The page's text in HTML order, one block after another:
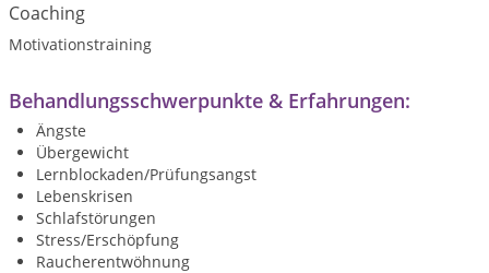
Coaching
Motivationstraining
Behandlungsschwerpunkte & Erfahrungen:
Ängste
Übergewicht
Lernblockaden/Prüfungsangst
Lebenskrisen
Schlafstörungen
Stress/Erschöpfung
Raucherentwöhnung